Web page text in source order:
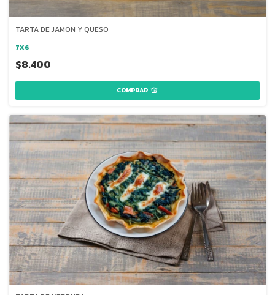
TARTA DE JAMON Y QUESO
7X6
$8.400